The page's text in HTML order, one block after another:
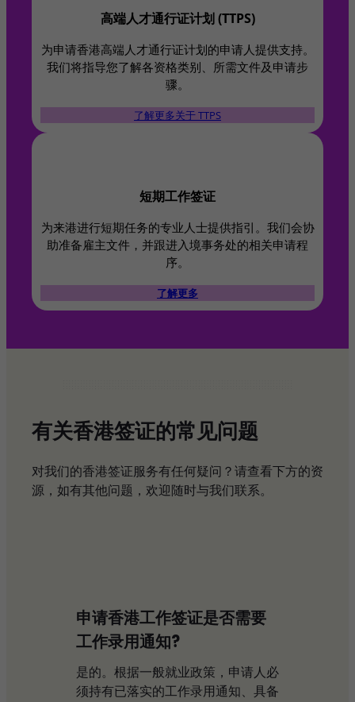
高端人才通行证计划 (TTPS)​
为申请香港高端人才通行证计划的申请人提供支持。
我们将指导您了解各资格类别、所需文件及申请步
骤。
了解更多关于 TTPS
短期工作签证
为来港进行短期任务的专业人士提供指引。我们会协
助准备雇主文件，并跟进入境事务处的相关申请程
序。
了解更多
有关香港签证的常见问题​
对我们的香港签证服务有任何疑问？请查看下方的资
源，如有其他问题，欢迎随时与我们联系。
申请香港工作签证是否需要
工作录用通知?
是的。根据一般就业政策，申请人必
须持有已落实的工作录用通知、具备